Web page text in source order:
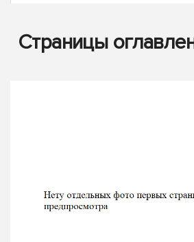
Страницы